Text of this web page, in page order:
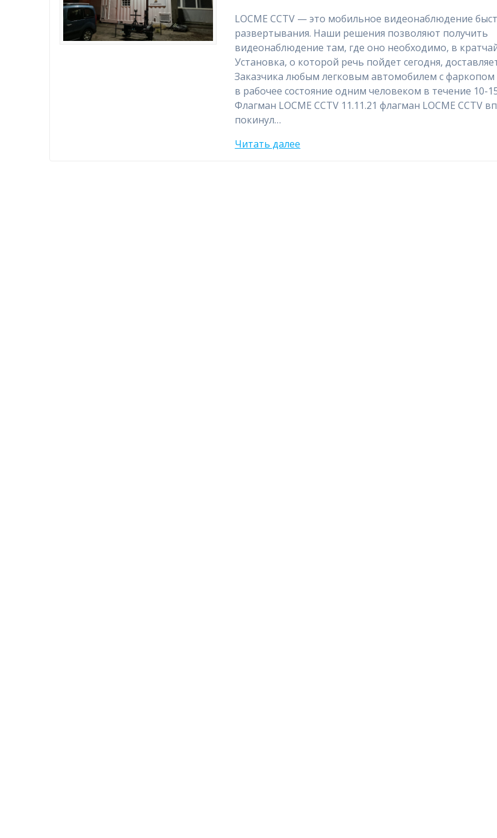
LOCME CCTV — это мобильное видеонаблюдение
развертывания. Наши решения позволяют получить
видеонаблюдение там, где оно необходимо, в
Установка, о которой речь пойдет сегодня,
Заказчика любым легковым автомобилем с фаркопом
в рабочее состояние одним человеком в течение 10-
Флагман LOCME CCTV 11.11.21 флагман LOCME CCTV
покинул…
Читать далее